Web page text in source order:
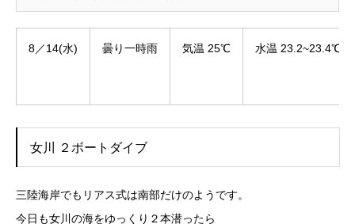
8／14(水) 曇り一時雨 気温 25℃ 水温 23.2~23.4℃
女川 ２ボートダイブ
三陸海岸でもリアス式は南部だけのようです。
今日も女川の海をゆっくり２本潜ったら